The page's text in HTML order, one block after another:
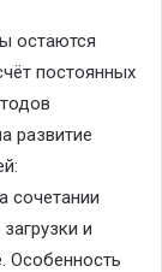
остаются
постоянных
развитие
сочетании
и
. Особенность